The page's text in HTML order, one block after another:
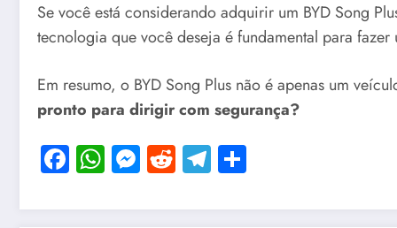
Se você está considerando adquirir um BYD Song
tecnologia que você deseja é fundamental para
Em resumo, o BYD Song Plus não é apenas um
pronto para dirigir com segurança?
Facebook
WhatsApp
Messenger
RedditTelegram